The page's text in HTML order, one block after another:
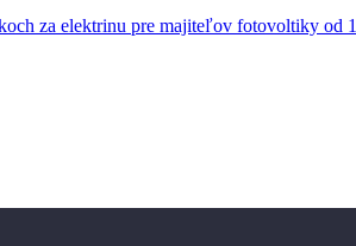
za elektrinu pre majiteľov fotovoltiky od